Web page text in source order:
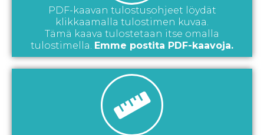
PDF-kaavan tulostusohjeet löydät
klikkaamalla tulostimen kuvaa.
Tämä kaava tulostetaan itse omalla
tulostimella. Emme postita PDF-kaavoja.